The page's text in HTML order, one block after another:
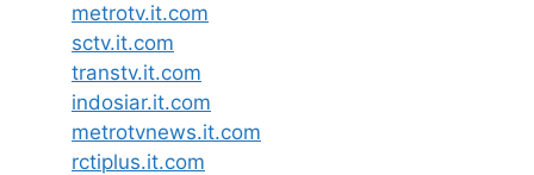
metrotv.it.com
sctv.it.com
transtv.it.com
indosiar.it.com
metrotvnews.it.com
rctiplus.it.com